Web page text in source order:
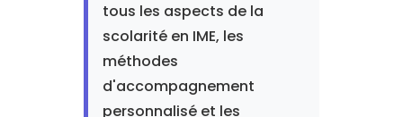
tous les aspects de la
scolarité en IME, les
méthodes
d'accompagnement
personnalisé et les